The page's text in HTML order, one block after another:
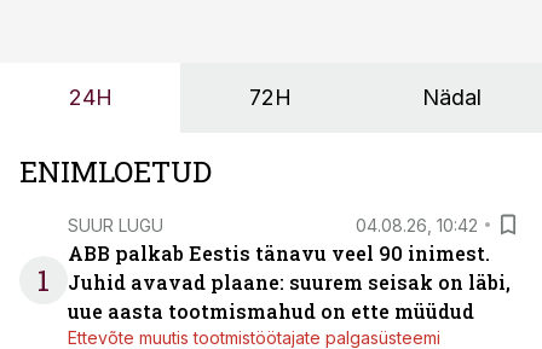
24H 72H Nädal
ENIMLOETUD
1
SUUR LUGU 04.08.26, 10:42
ABB palkab Eestis tänavu veel 90 inimest.
Juhid avavad plaane: suurem seisak on läbi,
uue aasta tootmismahud on ette müüdud
Ettevõte muutis tootmistöötajate palgasüsteemi